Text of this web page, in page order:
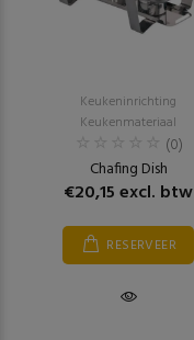
Keukeninrichting
Keukenmateriaal
(0)
Chafing Dish
€20,15 excl. btw
RESERVEER